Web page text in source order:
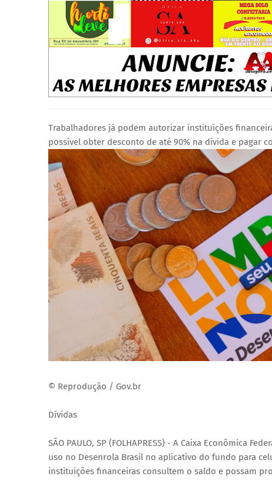
Trabalhadores já podem autorizar instituições
possível obter desconto de até 90% na dívida e pagar
© Reprodução / Gov.br
Dívidas
SÃO PAULO, SP (FOLHAPRESS) - A Caixa Econômica
uso no Desenrola Brasil no aplicativo do fundo para
instituições financeiras consultem o saldo e possam